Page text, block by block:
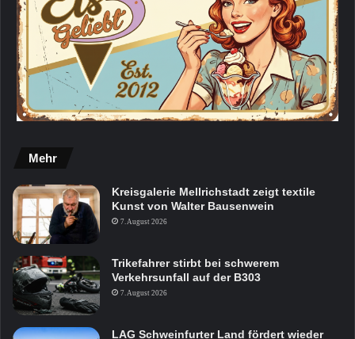
Mehr
Kreisgalerie Mellrichstadt zeigt textile
Kunst von Walter Bausenwein
7. August 2026
Trikefahrer stirbt bei schwerem
Verkehrsunfall auf der B303
7. August 2026
LAG Schweinfurter Land fördert wieder